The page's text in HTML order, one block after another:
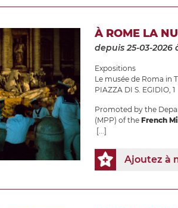
À ROME LA
depuis 25-03-2026
Expositions
Le musée de Roma in
PIAZZA DI S. EGIDIO, 1
Promoted by the
(MPP) of the French
[...]
Ajoutez à